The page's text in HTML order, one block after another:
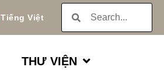
Tiếng Việt
THƯ VIỆN